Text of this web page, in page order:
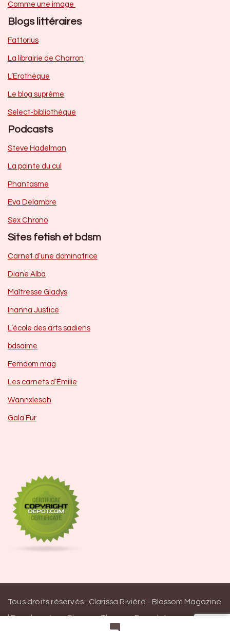
Comme une image
Blogs littéraires
Fattorius
La librairie de Charron
L’Erothèque
Le blog suprême
Select-bibliothèque
Podcasts
Steve Hadelman
La pointe du cul
Phantasme
Eva Delambre
Sex Chrono
Sites fetish et bdsm
Carnet d’une dominatrice
Diane Alba
Maîtresse Gladys
Inanna Justice
L’école des arts sadiens
bdsaime
Femdom mag
Les carnets d’Émilie
Wannxlesah
Gala Fur
Tous droits réservés : Clarissa Rivière - Blossom Magazine
| Developpé parBlossom Themes.Propulsé par